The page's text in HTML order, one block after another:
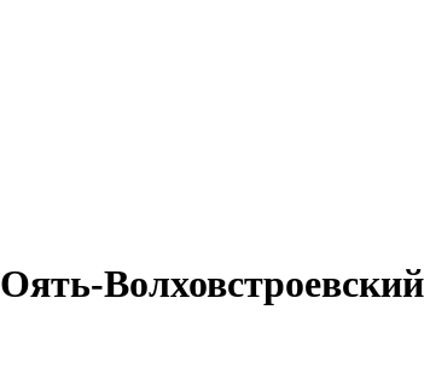
Оять-Волховстроевский